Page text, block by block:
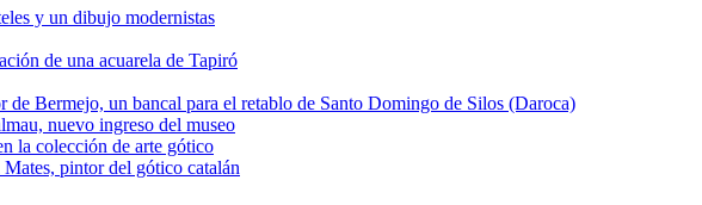
y un dibujo modernistas
de una acuarela de Tapiró
de Bermejo, un bancal para el retablo de Santo Domingo de Silos (Daroca)
nuevo ingreso del museo
la colección de arte gótico
pintor del gótico catalán